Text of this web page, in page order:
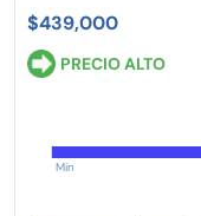
$439,000
PRECIO ALTO
Min